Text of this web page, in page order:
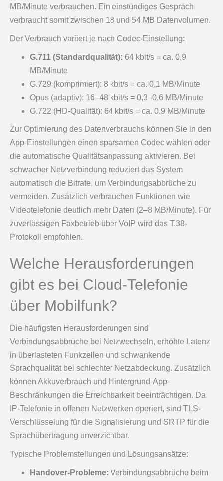
MB/Minute verbrauchen. Ein einstündiges Gespräch
verbraucht somit zwischen 18 und 54 MB Datenvolumen.
Der Verbrauch variiert je nach Codec-Einstellung:
G.711 (Standardqualität): 64 kbit/s = ca. 0,9
MB/Minute
G.729 (komprimiert): 8 kbit/s = ca. 0,1 MB/Minute
Opus (adaptiv): 16–48 kbit/s = 0,3–0,6 MB/Minute
G.722 (HD-Qualität): 64 kbit/s = ca. 0,9 MB/Minute
Zur Optimierung des Datenverbrauchs können Sie in den
App-Einstellungen einen sparsamen Codec wählen oder
die automatische Qualitätsanpassung aktivieren. Bei
schwacher Netzverbindung reduziert das System
automatisch die Bitrate, um Verbindungsabbrüche zu
vermeiden. Zusätzlich verbrauchen Funktionen wie
Videotelefonie deutlich mehr Daten (2–8 MB/Minute). Für
zuverlässigen Faxbetrieb über VoIP wird das T.38-
Protokoll empfohlen.
Welche Herausforderungen
gibt es bei Cloud-Telefonie
über Mobilfunk?
Die häufigsten Herausforderungen sind
Verbindungsabbrüche bei Netzwechseln, erhöhte Latenz
in überlasteten Funkzellen und schwankende
Sprachqualität bei schlechter Netzabdeckung. Zusätzlich
können Akkuverbrauch und Hintergrund-App-
Beschränkungen die Erreichbarkeit beeinträchtigen. Da
IP-Telefonie in offenen Netzwerken operiert, sind TLS-
Verschlüsselung für die Signalisierung und SRTP für die
Sprachübertragung unverzichtbar.
Typische Problemstellungen und Lösungsansätze:
Handover-Probleme: Verbindungsabbrüche beim